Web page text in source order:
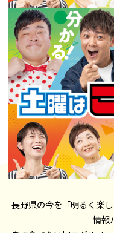
長野県の今を「明るく楽
情報